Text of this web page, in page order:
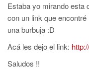
Estaba yo mirando esta
con un link que
una burbuja :D
Acá les dejo el link:
Saludos !!